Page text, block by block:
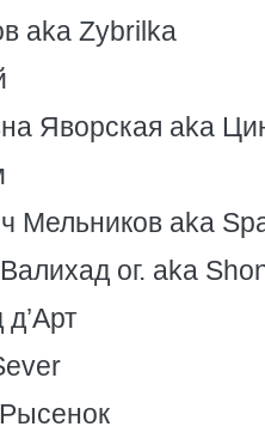
aka Zybrilka
Яворская aka
Мельников aka
ог. aka